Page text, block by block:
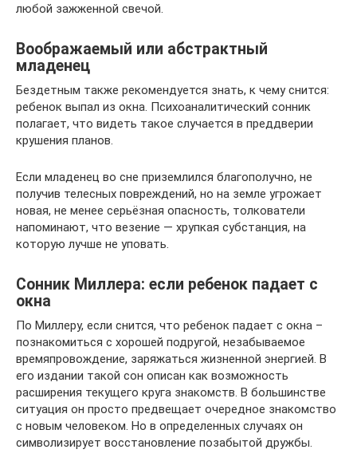
любой зажженной свечой.
Воображаемый или абстрактный
младенец
Бездетным также рекомендуется знать, к чему снится:
ребенок выпал из окна. Психоаналитический сонник
полагает, что видеть такое случается в преддверии
крушения планов.
Если младенец во сне приземлился благополучно, не
получив телесных повреждений, но на земле угрожает
новая, не менее серьёзная опасность, толкователи
напоминают, что везение — хрупкая субстанция, на
которую лучше не уповать.
Сонник Миллера: если ребенок падает с
окна
По Миллеру, если снится, что ребенок падает с окна –
познакомиться с хорошей подругой, незабываемое
времяпровождение, заряжаться жизненной энергией. В
его издании такой сон описан как возможность
расширения текущего круга знакомств. В большинстве
ситуация он просто предвещает очередное знакомство
с новым человеком. Но в определенных случаях он
символизирует восстановление позабытой дружбы.